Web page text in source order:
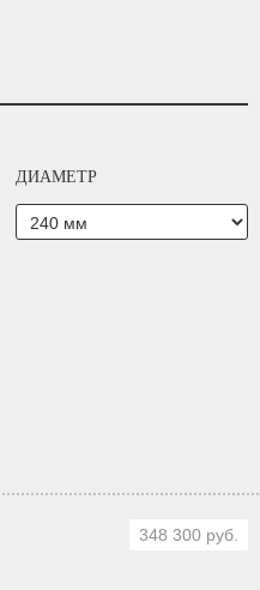
ДИАМЕТР
348 300 руб.